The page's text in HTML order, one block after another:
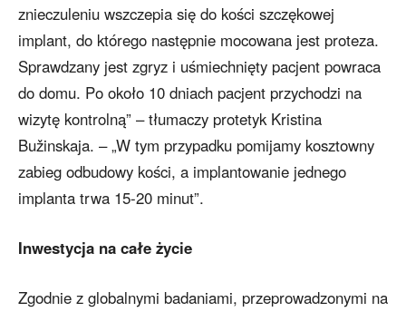
znieczuleniu wszczepia się do kości szczękowej
implant, do którego następnie mocowana jest proteza.
Sprawdzany jest zgryz i uśmiechnięty pacjent powraca
do domu. Po około 10 dniach pacjent przychodzi na
wizytę kontrolną” – tłumaczy protetyk Kristina
Bužinskaja. – „W tym przypadku pomijamy kosztowny
zabieg odbudowy kości, a implantowanie jednego
implanta trwa 15-20 minut”.
Inwestycja na całe życie
Zgodnie z globalnymi badaniami, przeprowadzonymi na